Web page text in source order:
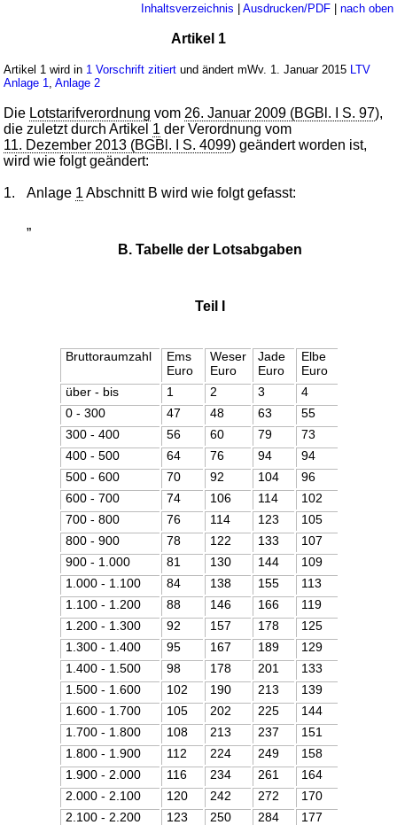
Inhaltsverzeichnis | Ausdrucken/PDF| nach oben
Artikel 1
Artikel 1 wird in 1 Vorschrift zitiert und ändert mWv. 1. Januar 2015 LTV
Anlage 1 ,Anlage 2
Die Lotstarifverordnung vom 26. Januar 2009 (BGBl. I S. 97),
die zuletzt durch Artikel 1 der Verordnung vom
11. Dezember 2013 (BGBl. I S. 4099) geändert worden ist,
wird wie folgt geändert:
1. Anlage 1 Abschnitt B wird wie folgt gefasst:
„
B. Tabelle der Lotsabgaben
Teil I
Bruttoraumzahl
Ems
Euro
Weser
Euro
Jade
Euro
Elbe
Euro
über - bis
1 2 3
4
0 - 300
47 48 63
55
300 - 400
56 60 79
73
400 - 500
64 76 94
94
500 - 600
70 92 104
96
600 - 700
74 106 114
102
700 - 800
76 114 123
105
800 - 900
78 122 133
107
900 - 1.000
81 130 144
109
1.000 - 1.100
84 138 155
113
1.100 - 1.200
88 146 166
119
1.200 - 1.300
92 157 178
125
1.300 - 1.400
95 167 189
129
1.400 - 1.500
98 178 201
133
1.500 - 1.600
102 190 213
139
1.600 - 1.700
105 202 225
144
1.700 - 1.800
108 213 237
151
1.800 - 1.900
112 224 249
158
1.900 - 2.000
116 234 261
164
2.000 - 2.100
120 242 272
170
2.100 - 2.200
123 250 284
177